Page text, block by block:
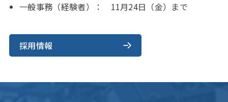
一般事務（経験者）： 11月24日（金）まで
採用情報